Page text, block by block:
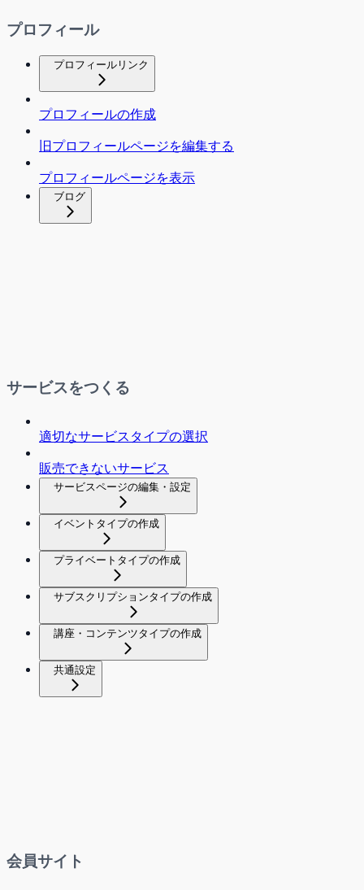
プロフィール
プロフィールリンク
プロフィールの作成
旧プロフィールページを編集する
プロフィールページを表示
ブログ
サービスをつくる
適切なサービスタイプの選択
販売できないサービス
サービスページの編集・設定
イベントタイプの作成
プライベートタイプの作成
サブスクリプションタイプの作成
講座・コンテンツタイプの作成
共通設定
会員サイト